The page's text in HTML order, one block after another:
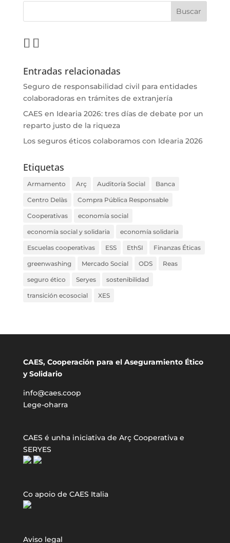
Entradas relacionadas
Seguro de responsabilidad civil para entidades
colaboradoras en trámites de extranjería
CAES en Idearia 2026: tres días de debate por un
reparto justo de la riqueza
Los seguros éticos colaboramos con Idearia 2026
Etiquetas
Armamento Arç Auditoría Social Banca
Centro Delàs Compra Pública Responsable
Cooperativas economía social
economía social y solidaria economía solidaria
Escuelas cooperativas ESS EthSI Finanzas Éticas
greenwashing Mercado Social ODS Reas
seguro ético Seryes sostenibilidad
transición ecosocial XES
CAES, Cooperación para el Aseguramiento Ético
y Solidario
info@caes.coop
Lege-oharra
CAES é unha iniciativa de Arç Cooperativa e
SERYES
Co apoio de CAES Italia
Aviso legal